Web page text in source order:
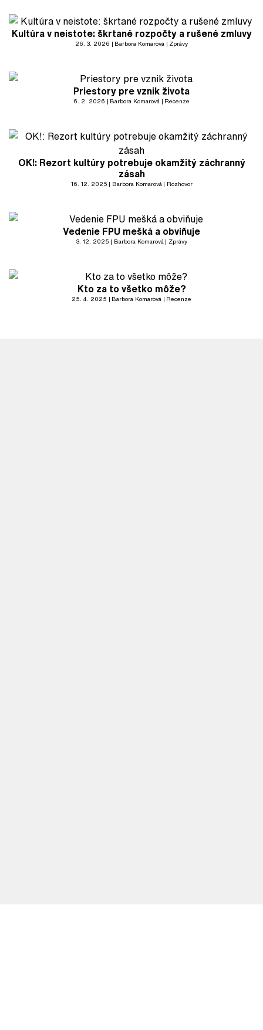
Kultúra v neistote: škrtané rozpočty a rušené zmluvy
26. 3. 2026 Barbora Komarová Zprávy
Priestory pre vznik života
6. 2. 2026 Barbora Komarová Recenze
OK!: Rezort kultúry potrebuje okamžitý záchranný
zásah
16. 12. 2025 Barbora Komarová Rozhovor
Vedenie FPU mešká a obviňuje
3. 12. 2025 Barbora Komarová Zprávy
Kto za to všetko môže?
25. 4. 2025 Barbora Komarová Recenze